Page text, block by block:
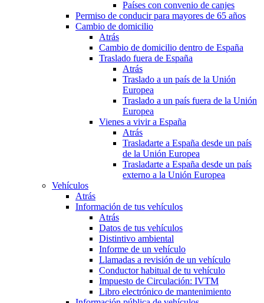
Países con convenio de canjes
Permiso de conducir para mayores de 65 años
Cambio de domicilio
Atrás
Cambio de domicilio dentro de España
Traslado fuera de España
Atrás
Traslado a un país de la Unión
Europea
Traslado a un país fuera de la Unión
Europea
Vienes a vivir a España
Atrás
Trasladarte a España desde un país
de la Unión Europea
Trasladarte a España desde un país
externo a la Unión Europea
Vehículos
Atrás
Información de tus vehículos
Atrás
Datos de tus vehículos
Distintivo ambiental
Informe de un vehículo
Llamadas a revisión de un vehículo
Conductor habitual de tu vehículo
Impuesto de Circulación: IVTM
Libro electrónico de mantenimiento